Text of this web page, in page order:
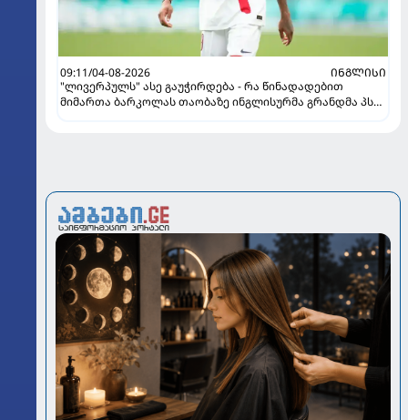
09:11/04-08-2026
ᲘᲜᲒᲚᲘᲡᲘ
"ლივერპულს" ასე გაუჭირდება - რა წინადადებით
მიმართა ბარკოლას თაობაზე ინგლისურმა გრანდმა პსჟ-